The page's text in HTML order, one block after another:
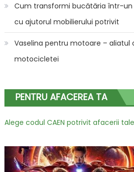
Cum transformi bucătăria într-un
cu ajutorul mobilierului potrivit
Vaselina pentru motoare – aliatul
motocicletei
PENTRU AFACEREA TA
Alege codul CAEN potrivit afacerii